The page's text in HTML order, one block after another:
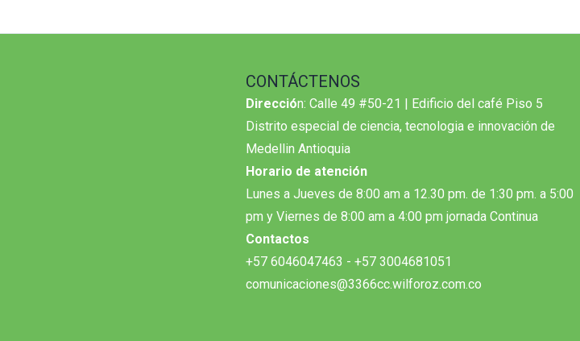
CONTÁCTENOS
Dirección: Calle 49 #50-21 | Edificio del café Piso 5
Distrito especial de ciencia, tecnologia e innovación de
Medellin Antioquia
Horario de atención
Lunes a Jueves de 8:00 am a 12.30 pm. de 1:30 pm. a 5:00
pm y Viernes de 8:00 am a 4:00 pm jornada Continua
Contactos
+57 6046047463 - +57 3004681051
comunicaciones@3366cc.wilforoz.com.co